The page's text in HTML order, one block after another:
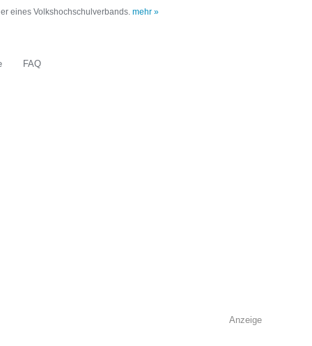
eines Volkshochschulverbands. mehr »
FAQ
Anzeige